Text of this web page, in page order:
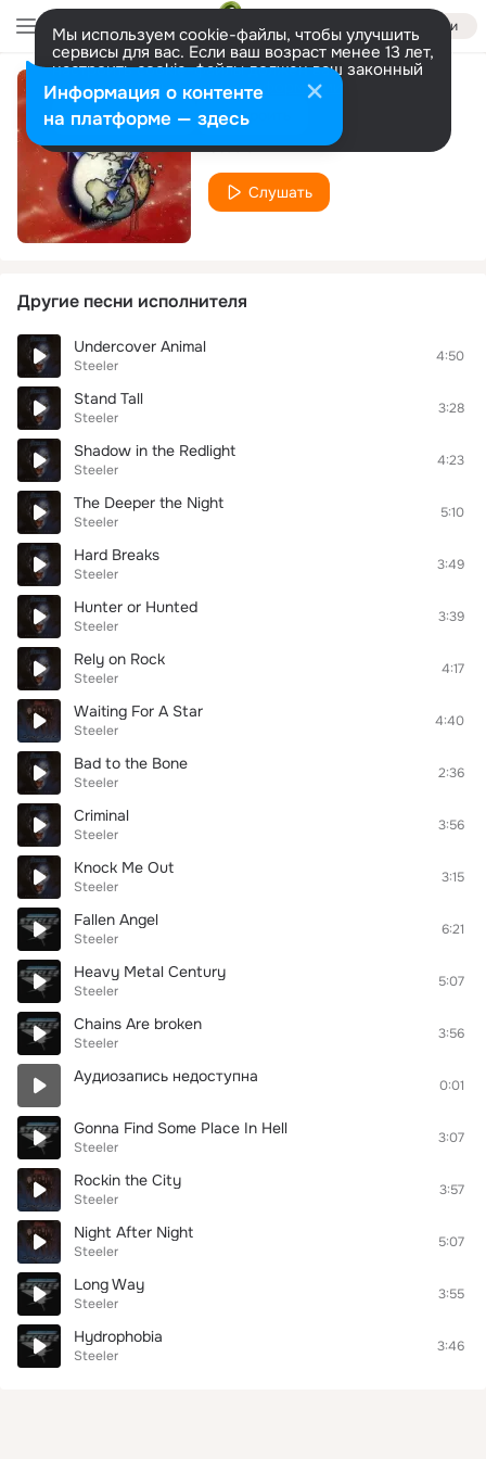
Войти
Мы используем cookie-файлы, чтобы улучшить
сервисы для вас. Если ваш возраст менее 13 лет,
настроить cookie-файлы должен ваш законный
представитель. Больше информации
Разрешить все Настроить
The Resolution
Steeler
Слушать
Другие песни исполнителя
Undercover Animal
Steeler
4:50
Stand Tall
Steeler
3:28
Shadow in the Redlight
Steeler
4:23
The Deeper the Night
Steeler
5:10
Hard Breaks
Steeler
3:49
Hunter or Hunted
Steeler
3:39
Rely on Rock
Steeler
4:17
Waiting For A Star
Steeler
4:40
Bad to the Bone
Steeler
2:36
Criminal
Steeler
3:56
Knock Me Out
Steeler
3:15
Fallen Angel
Steeler
6:21
Heavy Metal Century
Steeler
5:07
Chains Are broken
Steeler
3:56
Аудиозапись недоступна 0:01
Gonna Find Some Place In Hell
Steeler
3:07
Rockin the City
Steeler
3:57
Night After Night
Steeler
5:07
Long Way
Steeler
3:55
Hydrophobia
Steeler
3:46
Информация о контенте
на платформе — здесь